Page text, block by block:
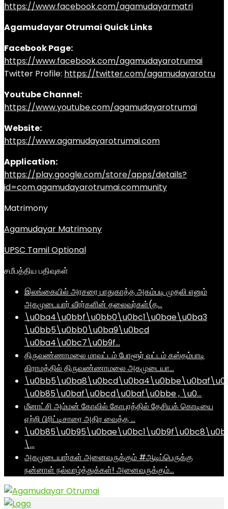
https://www.facebook.com/agamudayarmatri
Agamudayar Otrumai Quick Links
Facebook Page:
https://www.facebook.com/agamudayarotrumai
Twitter Profile: https://twitter.com/agamudayarotru
Youtube Channel:
https://www.youtube.com/agamudayarotrumai
Website:
https://www.agamudayarotrumai.com
Application:
https://play.google.com/store/apps/details?
id=com.agamudayarotrumai.community
Matrimony
Agamudayar Matrimony
UPSC Tamil Optional
சமீபத்திய பதிவுகள்
இலங்கையில் அரசரை பாதுகாத்த அகம்படி முதலி எனும்
அகமுடையார் வீரர்களின் தலைவர்கள்(த…
\u0ba4\u0bbf\u0bb0\u0bc1\u0bae\u0ba3
\u0bb5\u0bb0\u0ba9\u0bcd
\u0ba4\u0bc7\u0b9f…
திருவண்ணாமலை மாவட்டம் போளூர் வட்டம் கஸ்தம்பாடி
கிராமத்தில் திருவண்ணாமலை அகமுடையா…
\u0b85\u0baf\u0bcd\u0baf\u0bbe , \u0…
மீனாட்சி அம்மன் கோவில் கோபுரத்தில் தேசியக் கொடியை
ஏற்றி பிரிட்டிசாரை அதிர வைத்த …
\…
அகமுடையார்கள் அனைவருக்கும் #ஆடிப்பெருக்கு
நன்னாள் நல்வாழ்த்துக்கள்! அனைவருக்கும்…